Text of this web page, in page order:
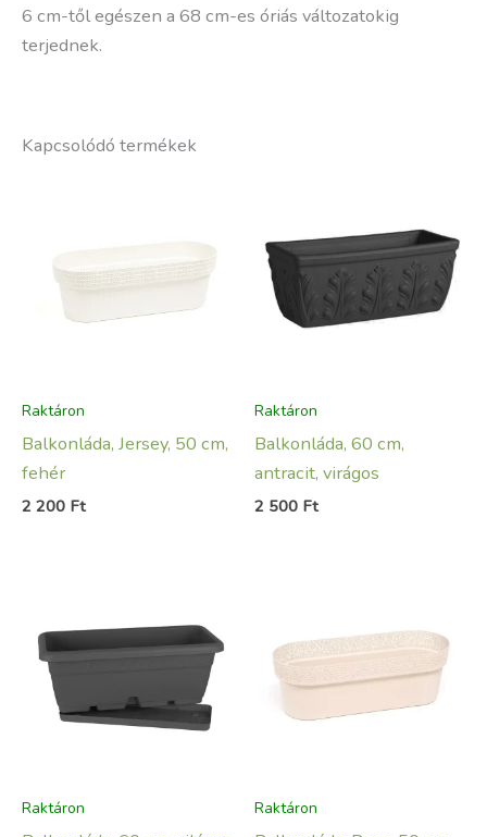
6 cm-től egészen a 68 cm-es óriás változatokig
terjednek.
Kapcsolódó termékek
Raktáron
Balkonláda, Jersey, 50 cm,
fehér
2 200 Ft
Raktáron
Balkonláda, 60 cm,
antracit, virágos
2 500 Ft
Raktáron Raktáron